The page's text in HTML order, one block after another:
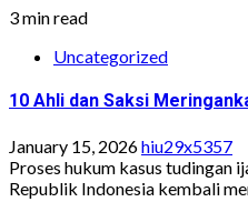
3 min read
Uncategorized
10 Ahli dan Saksi
January 15, 2026hiu29x5357
Proses hukum kasus tudingan
Republik Indonesia kembali